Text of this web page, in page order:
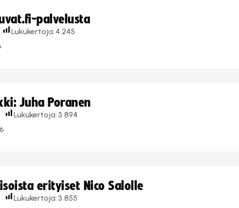
palvelusta
Lukukertoja: 4 245
Juha Poranen
Lukukertoja: 3 894
erityiset Nico Salolle
Lukukertoja: 3 855